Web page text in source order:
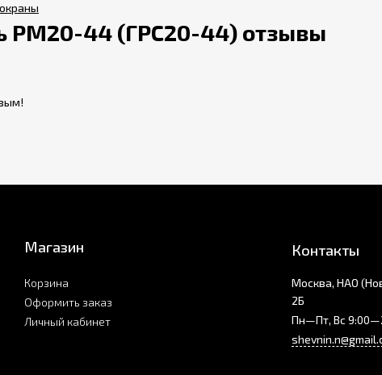
РМ20-44 (ГРС20-44) отзывы
Магазин
Корзина
Оформить заказ
Личный кабинет
Контакты
Москва, НАО
2Б
Пн—Пт, Вс